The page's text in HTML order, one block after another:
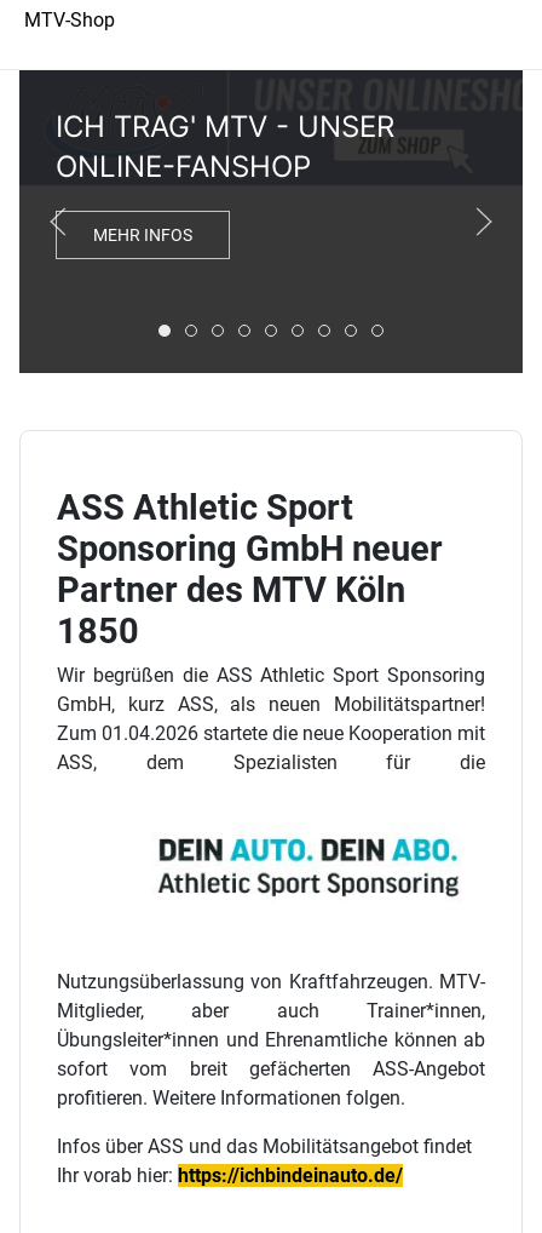
MTV-Shop
ICH TRAG' MTV - UNSER
ONLINE-FANSHOP
MEHR INFOS
ICH TRAG' MTV - UNSER ONLINE-FANSHOP
ONLINE SPENDEN - JETZT DEINEN
FIT DURCH DIE SOMMERFERIEN
SOMMER-WASSERKURSE JETZT
HOT! UNSER ZUMBA & LIFT
CROWDFUNDING-
DEIN GYM IST ÜBERALL!
SOMMERFERIEN:
KOSTENLOSES
ASS Athletic Sport
Sponsoring GmbH neuer
Partner des MTV Köln
1850
Wir begrüßen die ASS Athletic Sport Sponsoring
GmbH, kurz ASS, als neuen Mobilitätspartner!
Zum 01.04.2026 startete die neue Kooperation mit
ASS, dem Spezialisten für die
Nutzungsüberlassung von Kraftfahrzeugen. MTV-
Mitglieder, aber auch Trainer*innen,
Übungsleiter*innen und Ehrenamtliche können ab
sofort vom breit gefächerten ASS-Angebot
profitieren. Weitere Informationen folgen.
Infos über ASS und das Mobilitätsangebot findet
Ihr vorab hier: https://ichbindeinauto.de/